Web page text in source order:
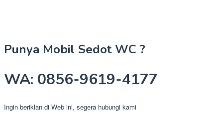
Punya Mobil Sedot WC ?
WA: 0856-9619-4177
Ingin beriklan di Web ini, segera hubungi kami